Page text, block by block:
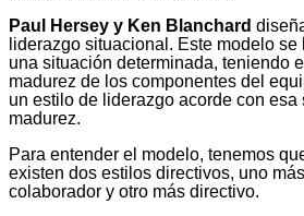
Paul Hersey y Ken Blanchard
liderazgo situacional. Este modelo
una situación determinada, teniendo
madurez de los componentes del
un estilo de liderazgo acorde con
madurez.
Para entender el modelo, tenemos
existen dos estilos directivos, uno
colaborador y otro más directivo.